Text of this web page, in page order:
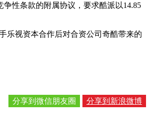
争性条款的附属协议，要求酷派以14.85
乐视资本合作后对合资公司奇酷带来的
分享到新浪微博
分享到微信朋友圈